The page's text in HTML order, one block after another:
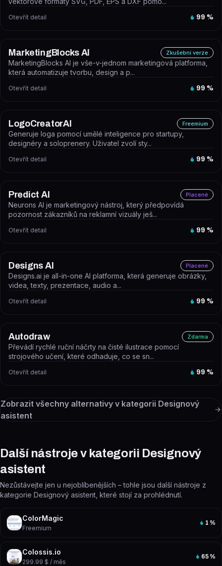
Otevřít detail 99 %
MarketingBlocks AI Zkušební verze
MarketingBlocks AI je vše-v-jednom marketingová platforma,
která automatizuje tvorbu, design a p...
Otevřít detail 99 %
LogoCreatorAI Freemium
Generuje loga pomocí umělé inteligence pro startupy,
designéry a soloprenery. Uživatel zvolí sty...
Otevřít detail 99 %
Predict AI Placené
Neurons AI je marketingový nástroj, který předpovídá
pozornost zákazníků na reklamní vizuály ješ...
Otevřít detail 99 %
Designs AI Placené
Designs.ai je all-in-one AI platforma, která generuje obrázky,
videa, texty, prezentace, audio a...
Otevřít detail 99 %
Autodraw Zdarma
Převádí rychlé ruční náčrty na čisté ilustrace pomocí
strojového učení, které odhaduje, co se sn...
Otevřít detail 99 %
Zobrazit všechny alternativy v kategorii Designový
asistent
Další nástroje v kategorii Designový
asistent
Nezůstávejte jen u nejoblíbenějších – tohle jsou další nástroje z
kategorie Designový asistent, které stojí za prohlédnutí.
ColorMagic
Freemium
1 %
Colossis.io
299.99 $ / měs
65 %